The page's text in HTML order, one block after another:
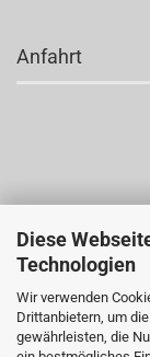
Diese
Technologien
Wir verwenden
Drittanbietern, um
gewährleisten, die
Anfahrt